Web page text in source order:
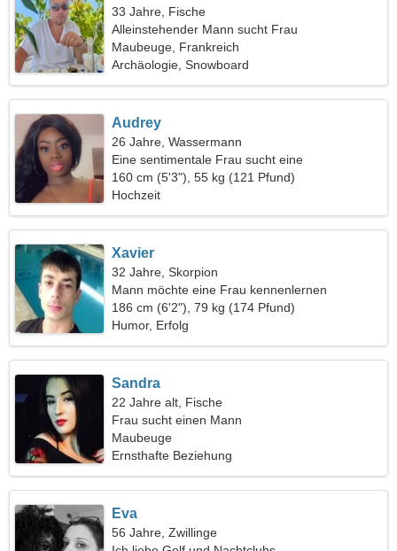
33 Jahre, Fische
Alleinstehender Mann sucht Frau
Maubeuge, Frankreich
Archäologie, Snowboard
Audrey
26 Jahre, Wassermann
Eine sentimentale Frau sucht eine
Liebesbeziehung
160 cm (5'3"), 55 kg (121 Pfund)
Hochzeit
Xavier
32 Jahre, Skorpion
Mann möchte eine Frau kennenlernen
186 cm (6'2"), 79 kg (174 Pfund)
Humor, Erfolg
Sandra
22 Jahre alt, Fische
Frau sucht einen Mann
Maubeuge
Ernsthafte Beziehung
Eva
56 Jahre, Zwillinge